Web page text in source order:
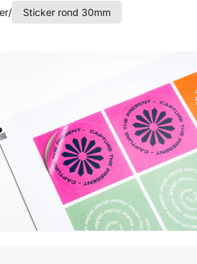
/ Sticker rond 30mm